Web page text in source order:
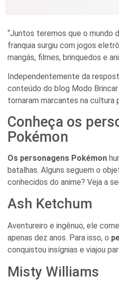
“Juntos teremos que o mundo
franquia surgiu com jogos
mangás, filmes, brinquedos e
Independentemente da
conteúdo do blog Modo
tornaram marcantes na cultura
Conheça os
Pokémon
Os personagens Pokémon
batalhas. Alguns seguem o
conhecidos do anime? Veja a
Ash Ketchum
Aventureiro e ingênuo, ele
apenas dez anos. Para isso, o
conquistou insígnias e viajou
Misty Williams